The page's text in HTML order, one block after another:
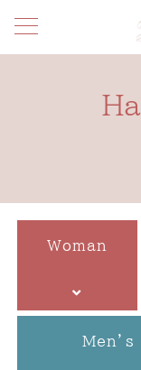
Woman
Men’s